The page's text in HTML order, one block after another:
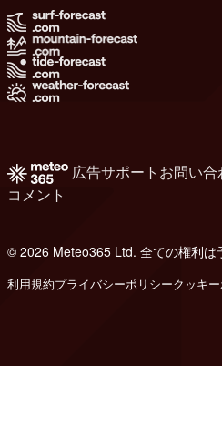
広告サポート お問い合
コメント
© 2026 Meteo365 Ltd. 全ての権利は
利用規約プライバシーポリシークッキ